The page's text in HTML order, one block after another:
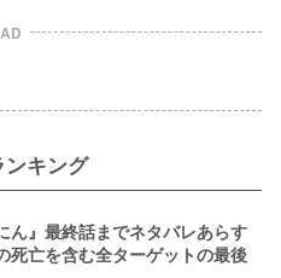
AD
ンキング
ん』最終話までネタバレあらす
死亡を含む全ターゲットの最後